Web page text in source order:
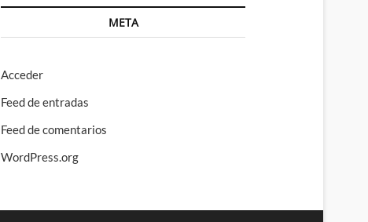
META
Acceder
Feed de entradas
Feed de comentarios
WordPress.org